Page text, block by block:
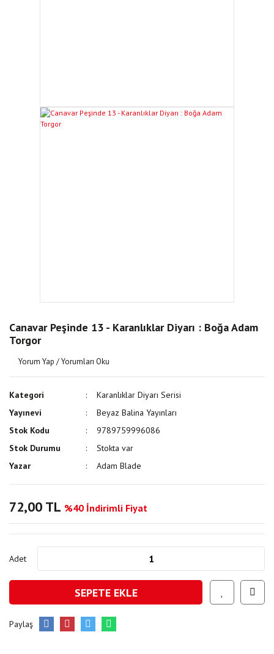
Canavar Peşinde 13 - Karanlıklar Diyarı : Boğa Adam
Torgor
Yorum Yap / Yorumları Oku
Kategori
Karanlıklar Diyarı Serisi
Yayınevi
Beyaz Balina Yayınları
Stok Kodu
9789759996086
Stok Durumu
Stokta var
Yazar
Adam Blade
72,00 TL %40 İndirimli Fiyat
Adet
SEPETE EKLE
Paylaş